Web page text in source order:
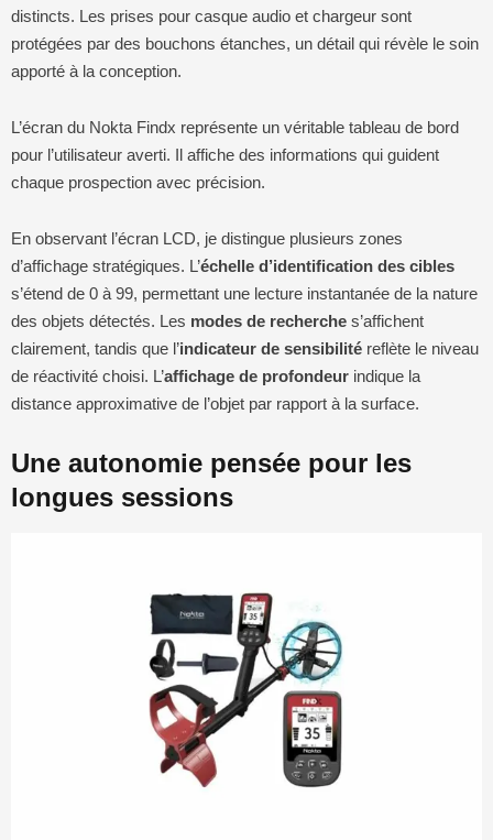
distincts. Les prises pour casque audio et chargeur sont
protégées par des bouchons étanches, un détail qui révèle le soin
apporté à la conception.
L’écran du Nokta Findx représente un véritable tableau de bord
pour l’utilisateur averti. Il affiche des informations qui guident
chaque prospection avec précision.
En observant l’écran LCD, je distingue plusieurs zones
d’affichage stratégiques. L’échelle d’identification des cibles
s’étend de 0 à 99, permettant une lecture instantanée de la nature
des objets détectés. Les modes de recherche s’affichent
clairement, tandis que l’indicateur de sensibilité reflète le niveau
de réactivité choisi. L’affichage de profondeur indique la
distance approximative de l’objet par rapport à la surface.
Une autonomie pensée pour les
longues sessions